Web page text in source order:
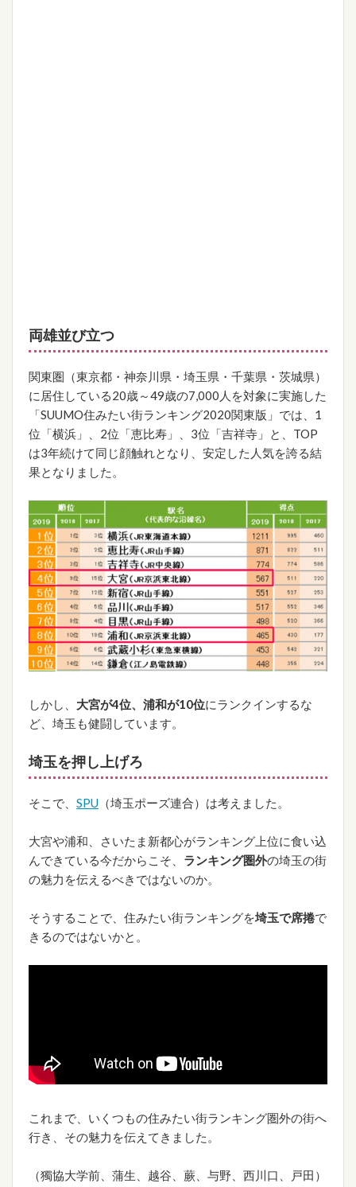
両雄並び立つ
関東圏（東京都・神奈川県・埼玉県・千葉県・茨城県）
に居住している20歳～49歳の7,000人を対象に実施した
「SUUMO住みたい街ランキング2020関東版」では、1
位「横浜」、2位「恵比寿」、3位「吉祥寺」と、TOP
は3年続けて同じ顔触れとなり、安定した人気を誇る結
果となりました。
しかし、 大宮が4位、浦和が10位にランクインするな
ど、埼玉も健闘しています。
埼玉を押し上げろ
そこで、 SPU （埼玉ポーズ連合）は考えました。
大宮や浦和、さいたま新都心がランキング上位に食い込
んできている今だからこそ、 ランキング圏外の埼玉の街
の魅力を伝えるべきではないのか。
そうすることで、住みたい街ランキングを埼玉で席捲で
きるのではないかと。
これまで、いくつもの住みたい街ランキング圏外の街へ
行き、その魅力を伝えてきました。
（獨協大学前、蒲生、越谷、蕨、与野、西川口、戸田）